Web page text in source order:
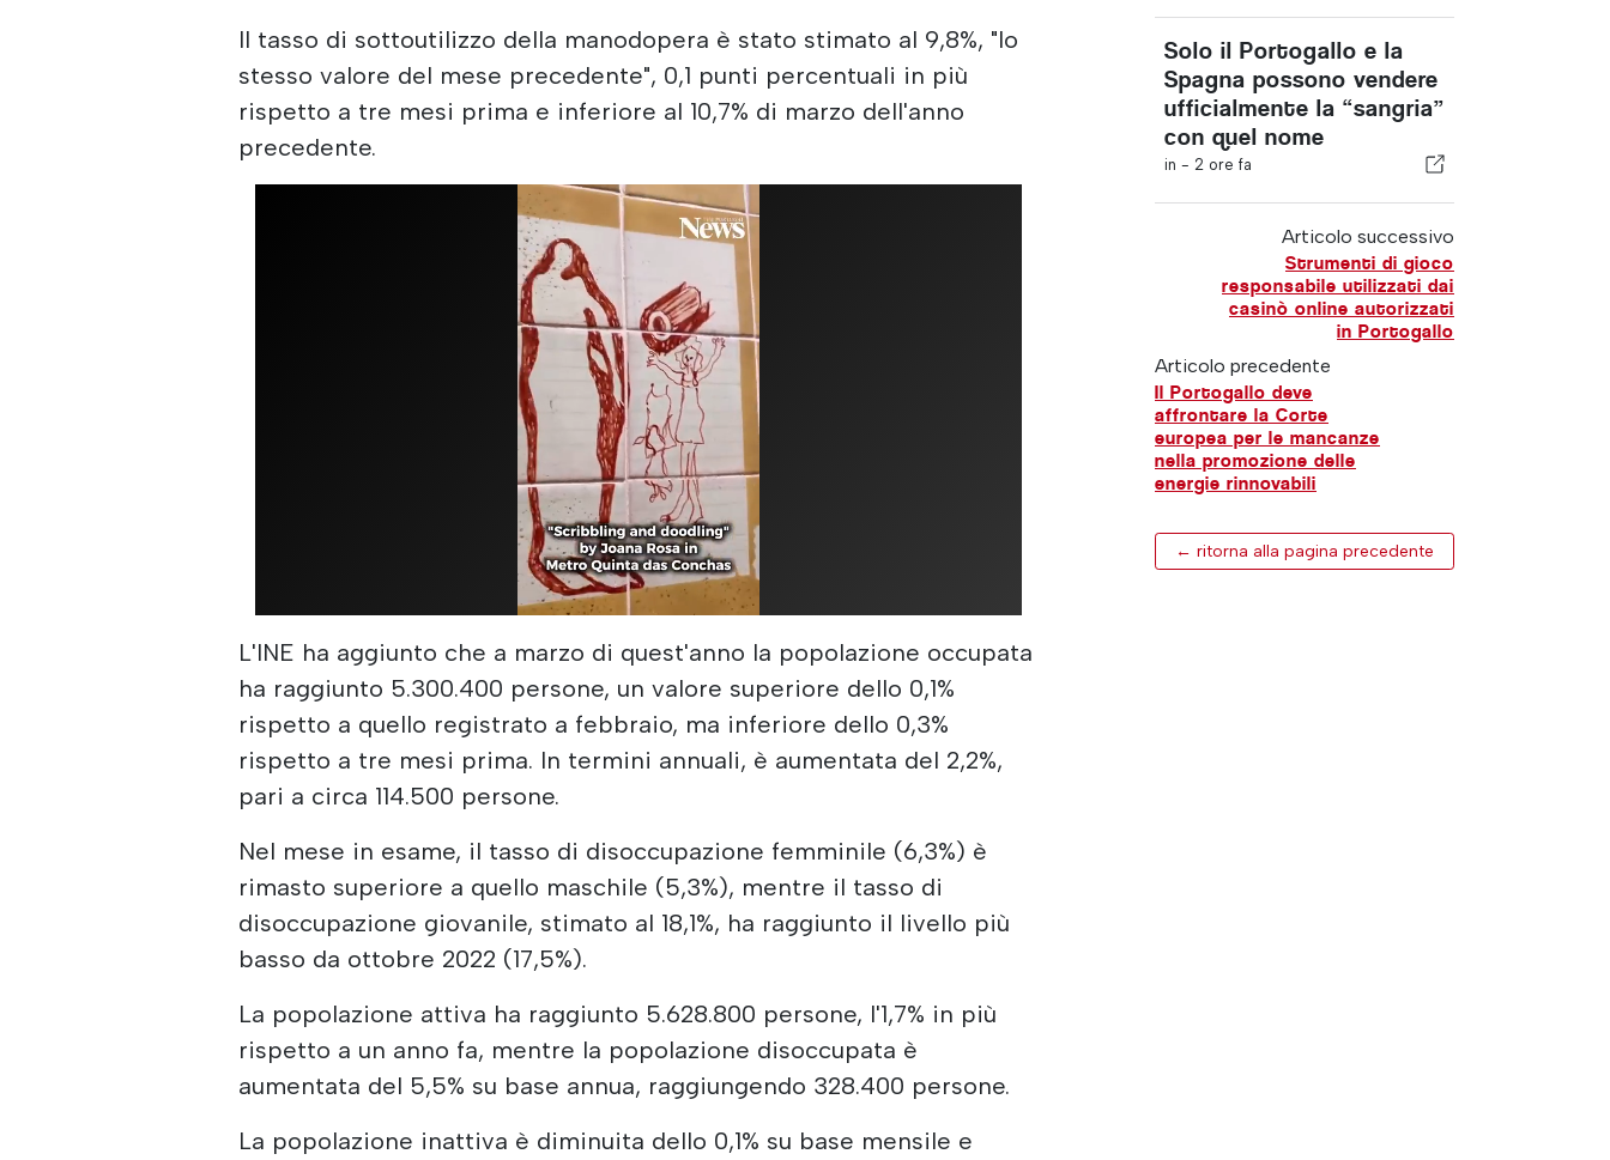
Il tasso di sottoutilizzo della manodopera è stato stimato al 9,8%, "lo
stesso valore del mese precedente", 0,1 punti percentuali in più
rispetto a tre mesi prima e inferiore al 10,7% di marzo dell'anno
precedente.
L'INE ha aggiunto che a marzo di quest'anno la popolazione occupata
ha raggiunto 5.300.400 persone, un valore superiore dello 0,1%
rispetto a quello registrato a febbraio, ma inferiore dello 0,3%
rispetto a tre mesi prima. In termini annuali, è aumentata del 2,2%,
pari a circa 114.500 persone.
Nel mese in esame, il tasso di disoccupazione femminile (6,3%) è
rimasto superiore a quello maschile (5,3%), mentre il tasso di
disoccupazione giovanile, stimato al 18,1%, ha raggiunto il livello più
basso da ottobre 2022 (17,5%).
La popolazione attiva ha raggiunto 5.628.800 persone, l'1,7% in più
rispetto a un anno fa, mentre la popolazione disoccupata è
aumentata del 5,5% su base annua, raggiungendo 328.400 persone.
La popolazione inattiva è diminuita dello 0,1% su base mensile e
Solo il Portogallo e la
Spagna possono vendere
ufficialmente la “sangria”
con quel nome
in - 2 ore fa
Articolo successivo
Strumenti di gioco
responsabile utilizzati dai
casinò online autorizzati
in Portogallo
Articolo precedente
Il Portogallo deve
affrontare la Corte
europea per le mancanze
nella promozione delle
energie rinnovabili
← ritorna alla pagina precedente